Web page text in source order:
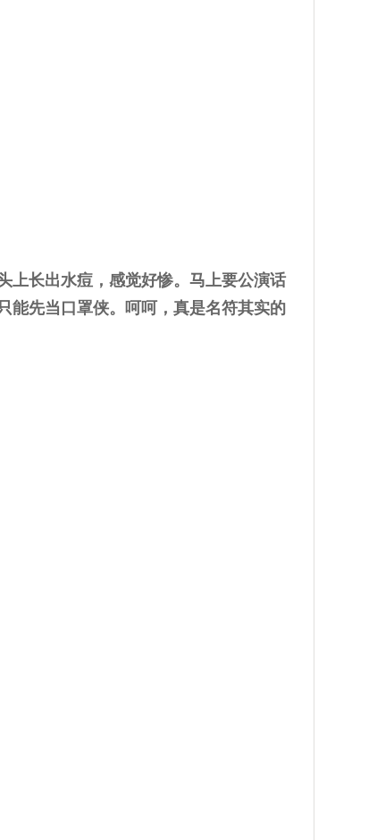
上长出水痘，感觉好惨。马上要公演话
能先当口罩侠。呵呵，真是名符其实的